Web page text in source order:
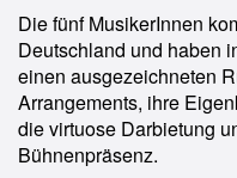
Die fünf MusikerInnen
Deutschland und haben
einen ausgezeichneten
Arrangements, ihre
die virtuose Darbietung
Bühnenpräsenz.